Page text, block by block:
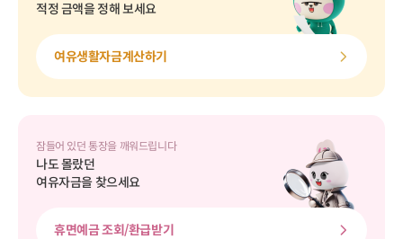
적정 금액을 정해 보세요
여유생활자금계산하기
잠들어 있던 통장을 깨워드립니다
나도 몰랐던
여유자금을 찾으세요
휴면예금 조회/환급받기